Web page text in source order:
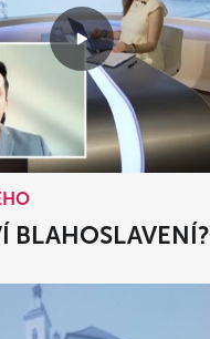
BLAHOSLAVENÍ?